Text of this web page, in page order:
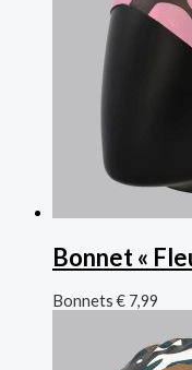
Bonnet «
Bonnets€ 7,99